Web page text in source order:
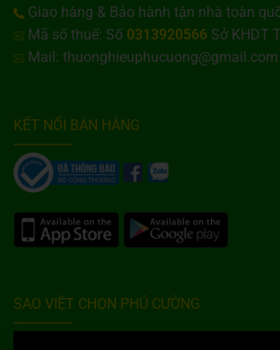
Giao hàng & Bảo hành tận nhà toàn
Mã số thuế: Số 0313920566 Sở KHDT
Mail: thuonghieuphucuong@gmail.com
KẾT NỐI BÁN HÀNG
SAO VIỆT CHỌN PHÚ CƯỜNG